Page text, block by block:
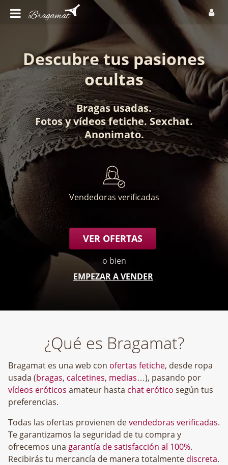
Descubre tus pasiones
ocultas
Bragas usadas.
Fotosyvídeos fetiche. Sexchat.
Anonimato.
Vendedoras verificadas
VER OFERTAS
o bien
EMPEZAR A VENDER
¿Qué es Bragamat?
Bragamat es una web con ofertas fetiche, desde ropa
usada (bragas, calcetines, medias…), pasando por
vídeos eróticos amateur hasta chat erótico según tus
preferencias.
Todas las ofertas provienen devendedoras verificadas.
Te garantizamos la seguridad de tu compra y
ofrecemos una garantía de satisfacción al 100%.
Recibirás tu mercancía de manera totalmente discreta.